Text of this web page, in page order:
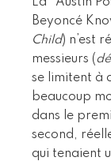
Beyoncé
Child) n’est
messieurs (
se limitent à
beaucoup
dans le
second,
qui tenaient